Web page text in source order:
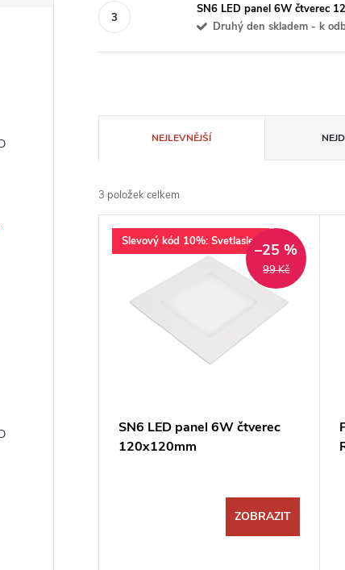
SN6 LED panel 6W čtverec
Druhý den skladem - k
a
z
e
NEJLEVNĚJŠÍ
3 položek celkem
VSlevový kód 10%: Svetlaslev
99 Kč
–25 %
SN6 LED panel 6W čtverec
120x120mm
ZOBRAZIT